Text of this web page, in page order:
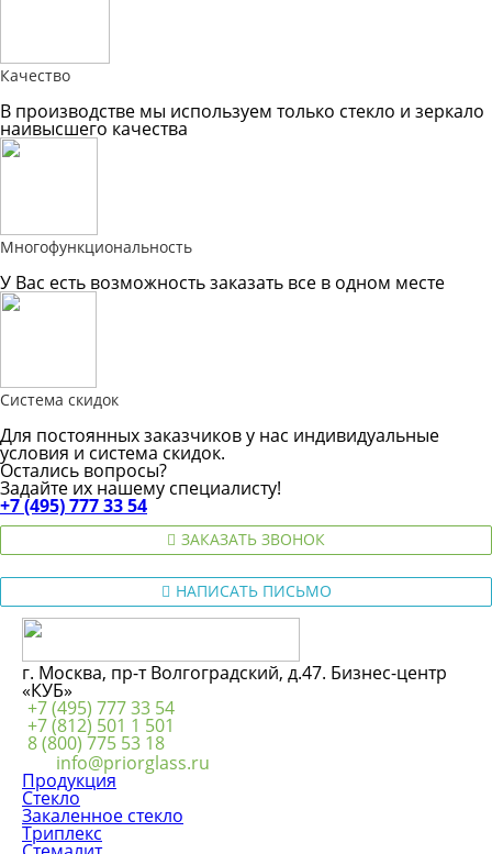
Качество
В производстве мы используем только стекло и зеркало
наивысшего качества
Многофункциональность
У Вас есть возможность заказать все в одном месте
Система скидок
Для постоянных заказчиков у нас индивидуальные
условия и система скидок.
Остались вопросы?
Задайте их нашему специалисту!
+7 (495) 777 33 54
ЗАКАЗАТЬ ЗВОНОК
НАПИСАТЬ ПИСЬМО
г. Москва, пр-т Волгоградский, д.47. Бизнес-центр
«КУБ»
+7 (495) 777 33 54
+7 (812) 501 1 501
8 (800) 775 53 18
info@priorglass.ru
Продукция
Стекло
Закаленное стекло
Триплекс